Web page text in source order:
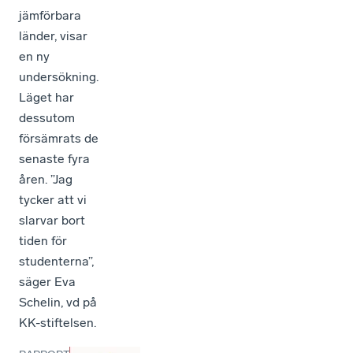
jämförbara
länder, visar
en ny
undersökning.
Läget har
dessutom
försämrats de
senaste fyra
åren. ”Jag
tycker att vi
slarvar bort
tiden för
studenterna”,
säger Eva
Schelin, vd på
KK-stiftelsen.